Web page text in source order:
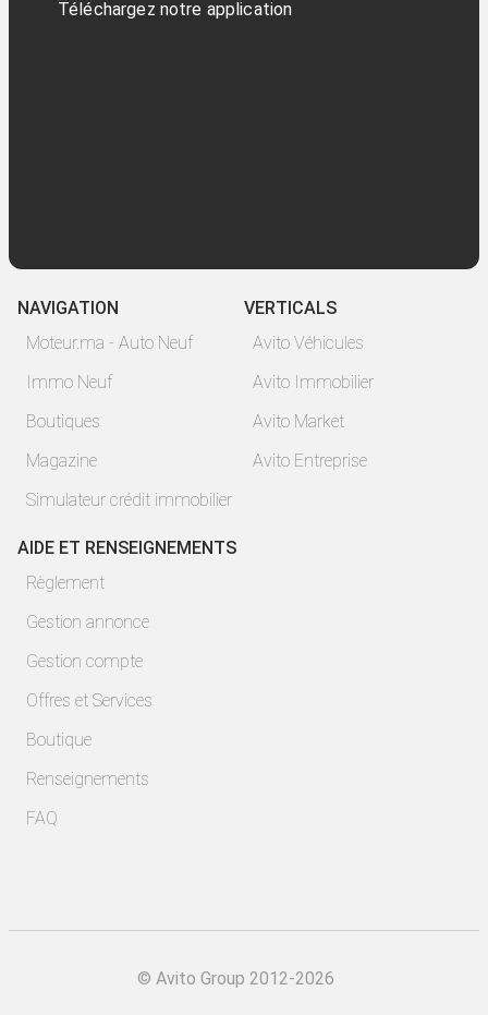
Téléchargez notre application
NAVIGATION
Moteur.ma - Auto Neuf
Immo Neuf
Boutiques
Magazine
Simulateur crédit immobilier
VERTICALS
Avito Véhicules
Avito Immobilier
Avito Market
Avito Entreprise
AIDE ET RENSEIGNEMENTS
Règlement
Gestion annonce
Gestion compte
Offres et Services
Boutique
Renseignements
FAQ
© Avito Group 2012-2026